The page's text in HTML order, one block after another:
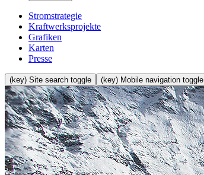
Stromstrategie
Kraftwerksprojekte
Grafiken
Karten
Presse
(key) Site search toggle (key) Mobile navigation toggle